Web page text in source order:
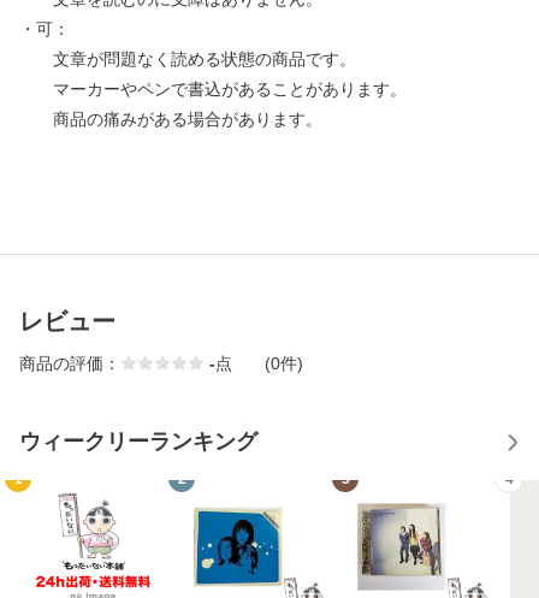
・可：
文章が問題なく読める状態の商品です。
マーカーやペンで書込があることがあります。
商品の痛みがある場合があります。
レビュー
商品の評価： -点 (0件)
ウィークリーランキング
1 2 3 4